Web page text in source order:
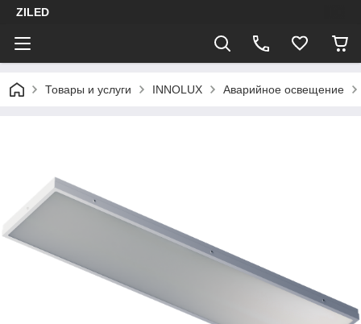
ZILED
Товары и услуги INNOLUX Аварийное освещение